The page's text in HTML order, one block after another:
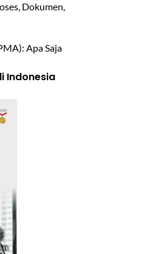
Dokumen,
Apa Saja
Indonesia